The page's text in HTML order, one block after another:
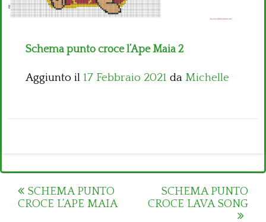
Schema punto croce l’Ape Maia 2
Aggiunto il 17 Febbraio 2021 da Michelle
Post
navigation
SCHEMA PUNTO
CROCE L’APE MAIA
SCHEMA PUNTO
CROCE LAVA SONG